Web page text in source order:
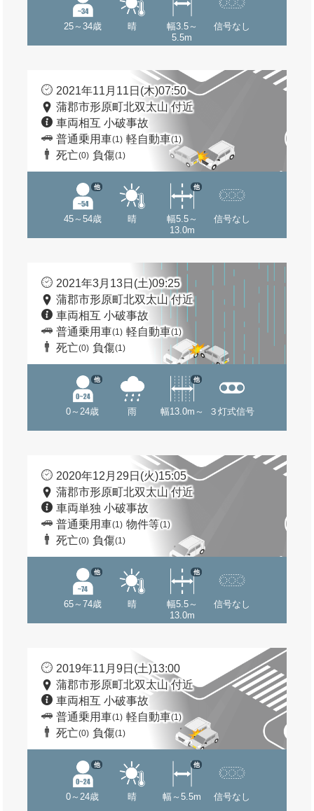
25～34歳 晴
幅3.5～
5.5m
信号なし
2021年11月11日(木)07:50
蒲郡市形原町北双太山 付近
車両相互 小破事故
普通乗用車(1) 軽自動車(1)
死亡(0) 負傷(1)
45～54歳
他
晴
幅5.5～
13.0m
他
信号なし
2021年3月13日(土)09:25
蒲郡市形原町北双太山 付近
車両相互 小破事故
普通乗用車(1) 軽自動車(1)
死亡(0) 負傷(1)
0～24歳
他
雨 幅13.0m～
他
３灯式信号
2020年12月29日(火)15:05
蒲郡市形原町北双太山 付近
車両単独 小破事故
普通乗用車(1) 物件等(1)
死亡(0) 負傷(1)
65～74歳
他
晴
幅5.5～
13.0m
他
信号なし
2019年11月9日(土)13:00
蒲郡市形原町北双太山 付近
車両相互 小破事故
普通乗用車(1) 軽自動車(1)
死亡(0) 負傷(1)
0～24歳
他
晴 幅～5.5m
他
信号なし